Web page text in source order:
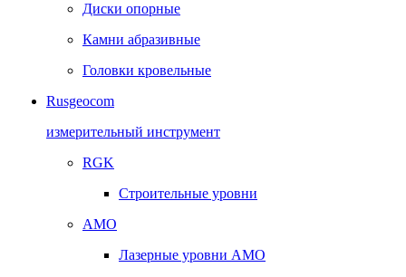
Диски опорные
Камни абразивные
Головки кровельные
Rusgeocom
измерительный инструмент
RGK
Строительные уровни
AMO
Лазерные уровни AMO